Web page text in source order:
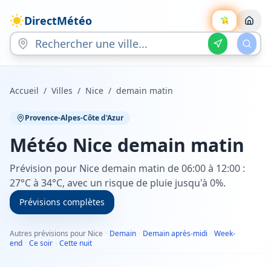
DirectMétéo
Accueil / Villes / Nice / demain matin
Provence-Alpes-Côte d'Azur
Météo Nice demain matin
Prévision pour Nice demain matin de 06:00 à 12:00 :
27°C à 34°C, avec un risque de pluie jusqu'à 0%.
Prévisions complètes
Autres prévisions pour Nice · Demain · Demain après-midi · Week-
end · Ce soir · Cette nuit